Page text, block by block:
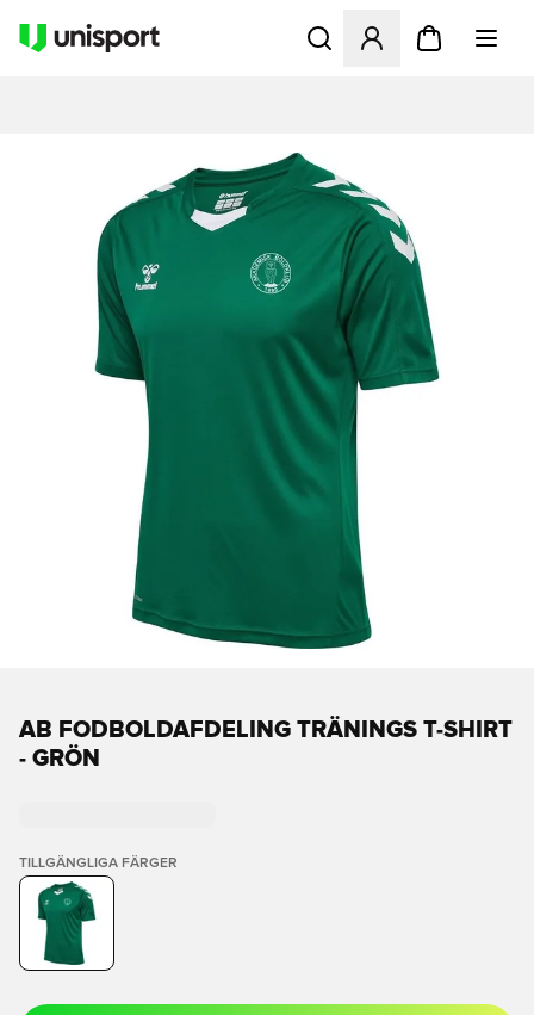
Öppnar en Modal för att
AB FODBOLDAFDELING TRÄNINGS T-SHIRT
- GRÖN
TILLGÄNGLIGA FÄRGER